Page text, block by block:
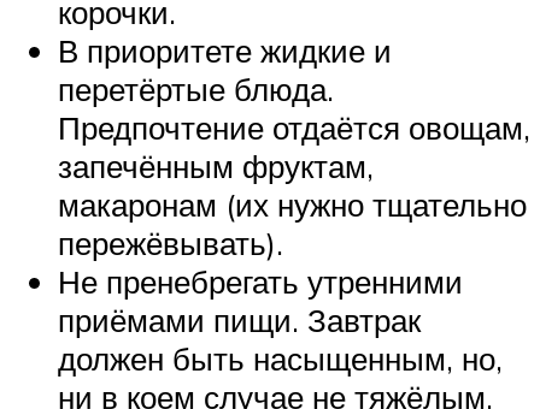
корочки.
В приоритете жидкие и
перетёртые блюда.
Предпочтение отдаётся овощам,
запечённым фруктам,
макаронам (их нужно тщательно
пережёвывать).
Не пренебрегать утренними
приёмами пищи. Завтрак
должен быть насыщенным, но,
ни в коем случае не тяжёлым.